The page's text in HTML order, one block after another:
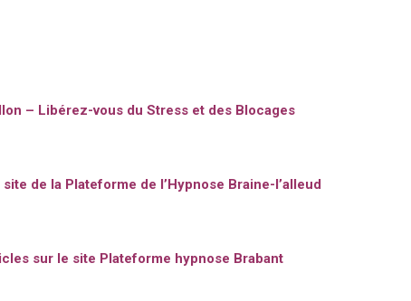
– Libérez-vous du Stress et des Blocages
de la Plateforme de l’Hypnose Braine-l’alleud
sur le site Plateforme hypnose Brabant